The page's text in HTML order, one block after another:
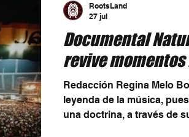
Documental
revive
Redacción Regina Melo
leyenda de la música,
una doctrina, a través de
RootsLand
27 jul